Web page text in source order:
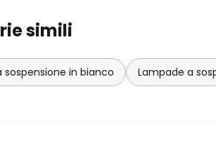
simili
sospensione in bianco Lampade a